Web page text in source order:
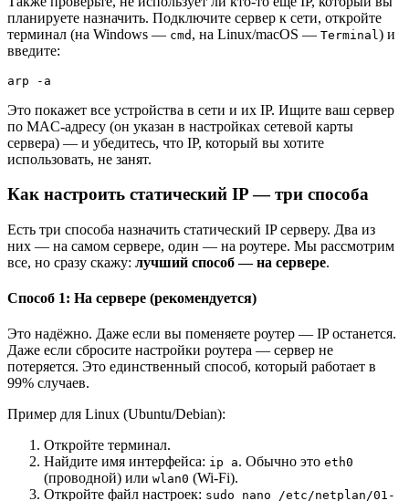
планируете назначить. Подключите сервер к сети, откройте
терминал (на Windows — cmd , на Linux/macOS — Terminal ) и
введите:
arp -a
Это покажет все устройства в сети и их IP. Ищите ваш сервер
по MAC-адресу (он указан в настройках сетевой карты
сервера) — и убедитесь, что IP, который вы хотите
использовать, не занят.
Как настроить статический IP — три способа
Есть три способа назначить статический IP серверу. Два из
них — на самом сервере, один — на роутере. Мы рассмотрим
все, но сразу скажу: лучший способ — на сервере.
Способ 1: На сервере (рекомендуется)
Это надёжно. Даже если вы поменяете роутер — IP останется.
Даже если сбросите настройки роутера — сервер не
потеряется. Это единственный способ, который работает в
99% случаев.
Пример для Linux (Ubuntu/Debian):
Откройте терминал.
Найдите имя интерфейса: ip a. Обычно это eth0
(проводной) или wlan0 (Wi-Fi).
Откройте файл настроек: sudo nano /etc/netplan/01-